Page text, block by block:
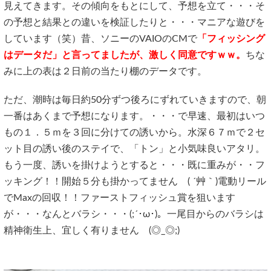
見えてきます。その傾向をもとにして、予想を立て・・・そ
の予想と結果との違いを検証したりと・・・マニアな遊びを
しています（笑）昔、ソニーのVAIOのCMで 「フィッシング
はデータだ」と言ってましたが、激しく同意ですｗｗ。 ちな
みに上の表は２日前の当たり棚のデータです。
ただ、潮時は毎日約50分ずつ後ろにずれていきますので、朝
一番はあくまで予想になります。・・・で早速、最初はいつ
もの１．５ｍを３回に分けての誘いから。水深６７ｍで２セ
ット目の誘い後のステイで、「トン」と小気味良いアタリ。
もう一度、誘いを掛けようとすると・・・既に重みが・・フ
ッキング！！開始５分も掛かってません ( ´艸｀)電動リール
でMaxの回収！！ファーストフィッシュ賞を狙います
が・・・なんとバラシ・・・(;´･ω･)。一尾目からのバラシは
精神衛生上、宜しく有りません (◎_◎;)